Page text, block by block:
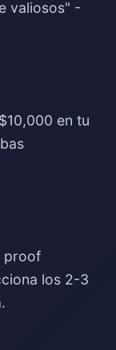
valiosos" -
en tu
proof
los 2-3